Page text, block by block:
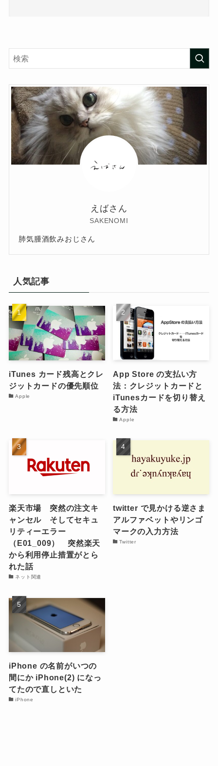
えばさん
SAKENOMI
肺気腫酒飲みおじさん
人気記事
iTunes カード残高とクレ
ジットカードの優先順位
Apple
App Store の支払い方
法：クレジットカードと
iTunesカードを切り替え
る方法
Apple
楽天市場 突然の注文キ
ャンセル そしてセキュ
リティーエラー
（E01_009） 突然楽天
から利用停止措置がとら
れた話
ネット関連
twitter で見かける逆さま
アルファベットやリンゴ
マークの入力方法
Twitter
iPhone の名前がいつの
間にか iPhone(2) になっ
てたので直しといた
iPhone